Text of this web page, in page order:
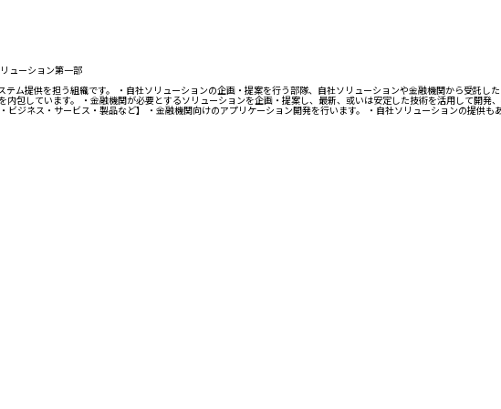
ューション第一部
ム提供を担う組織です。 ・自社ソリューションの企画・提案を行う部隊、自社ソリューションや金融機関から受託
包しています。 ・金融機関が必要とするソリューションを企画・提案し、最新、或いは安定した技術を活用して開発
ジネス・サービス・製品など】 ・金融機関向けのアプリケーション開発を行います。 ・自社ソリューションの提供